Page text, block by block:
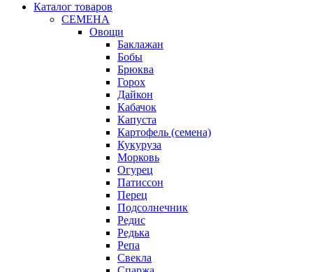
Каталог товаров
СЕМЕНА
Овощи
Баклажан
Бобы
Брюква
Горох
Дайкон
Кабачок
Капуста
Картофель (семена)
Кукуруза
Морковь
Огурец
Патиссон
Перец
Подсолнечник
Редис
Редька
Репа
Свекла